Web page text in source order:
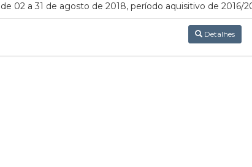
de 02 a 31 de agosto de 2018, período aquisitivo de 2016/
Detalhes